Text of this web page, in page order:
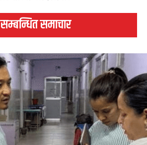
सम्बन्धित समाचार